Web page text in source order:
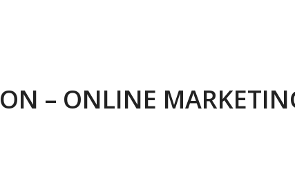
– ONLINE